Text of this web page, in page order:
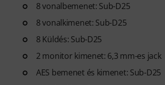
8 vonalbemenet: Sub-D25
8 vonalkimenet: Sub-D25
8 Küldés: Sub-D25
2 monitor kimenet: 6,3 mm-es jack
AES bemenet és kimenet: Sub-D25